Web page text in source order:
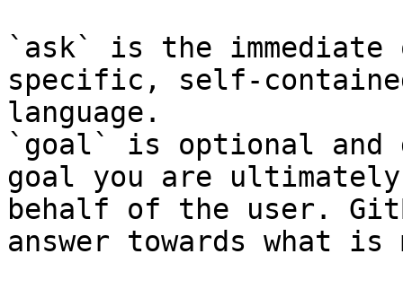
`ask` is the
specific, self-
language.
`goal` is optional and
goal you are
behalf of the user.
answer towards what